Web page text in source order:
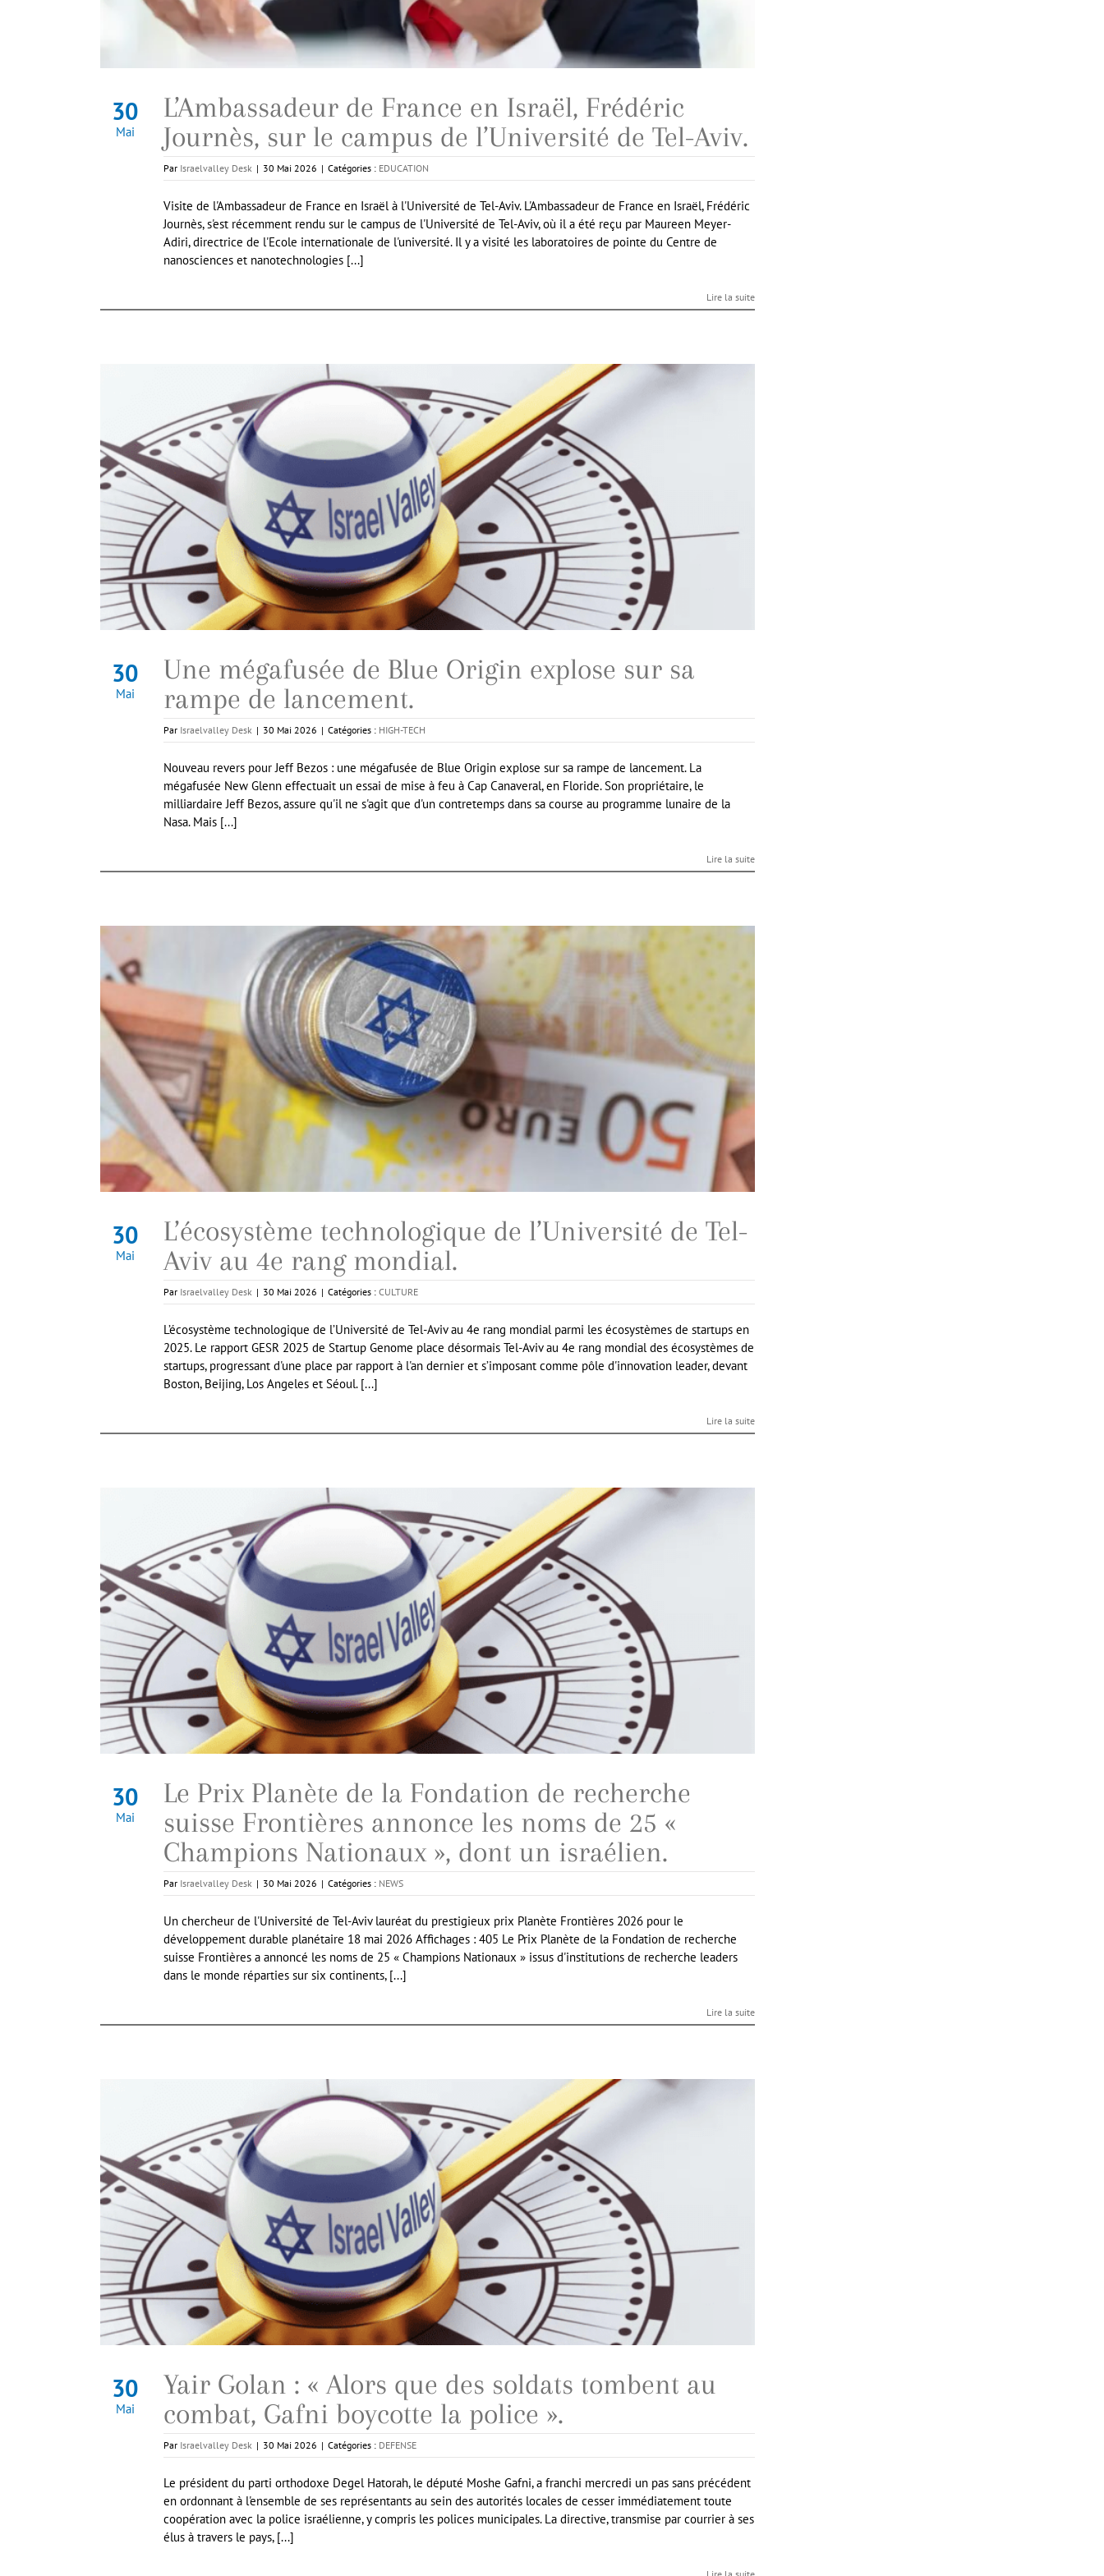
30
Mai
L’Ambassadeur de France en Israël, Frédéric
Journès, sur le campus de l’Université de Tel-Aviv.
Par Israelvalley Desk | 30 Mai 2026 | Catégories : EDUCATION
Visite de l'Ambassadeur de France en Israël à l'Université de Tel-Aviv. L'Ambassadeur de France en Israël, Frédéric
Journès, s'est récemment rendu sur le campus de l'Université de Tel-Aviv, où il a été reçu par Maureen Meyer-
Adiri, directrice de l'Ecole internationale de l'université. Il y a visité les laboratoires de pointe du Centre de
nanosciences et nanotechnologies [...]
Lire la suite
30
Mai
Une mégafusée de Blue Origin explose sur sa
rampe de lancement.
Par Israelvalley Desk | 30 Mai 2026 | Catégories : HIGH-TECH
Nouveau revers pour Jeff Bezos : une mégafusée de Blue Origin explose sur sa rampe de lancement. La
mégafusée New Glenn effectuait un essai de mise à feu à Cap Canaveral, en Floride. Son propriétaire, le
milliardaire Jeff Bezos, assure qu'il ne s'agit que d'un contretemps dans sa course au programme lunaire de la
Nasa. Mais [...]
Lire la suite
30
Mai
L’écosystème technologique de l’Université de Tel-
Aviv au 4e rang mondial.
Par Israelvalley Desk | 30 Mai 2026 | Catégories : CULTURE
L’écosystème technologique de l’Université de Tel-Aviv au 4e rang mondial parmi les écosystèmes de startups en
2025. Le rapport GESR 2025 de Startup Genome place désormais Tel-Aviv au 4e rang mondial des écosystèmes de
startups, progressant d'une place par rapport à l'an dernier et s’imposant comme pôle d'innovation leader, devant
Boston, Beijing, Los Angeles et Séoul. [...]
Lire la suite
30
Mai
Le Prix Planète de la Fondation de recherche
suisse Frontières annonce les noms de 25 «
Champions Nationaux », dont un israélien.
Par Israelvalley Desk | 30 Mai 2026 | Catégories : NEWS
Un chercheur de l'Université de Tel-Aviv lauréat du prestigieux prix Planète Frontières 2026 pour le
développement durable planétaire 18 mai 2026 Affichages : 405 Le Prix Planète de la Fondation de recherche
suisse Frontières a annoncé les noms de 25 « Champions Nationaux » issus d'institutions de recherche leaders
dans le monde réparties sur six continents, [...]
Lire la suite
30
Mai
Yair Golan : « Alors que des soldats tombent au
combat, Gafni boycotte la police ».
Par Israelvalley Desk | 30 Mai 2026 | Catégories : DEFENSE
Le président du parti orthodoxe Degel Hatorah, le député Moshe Gafni, a franchi mercredi un pas sans précédent
en ordonnant à l'ensemble de ses représentants au sein des autorités locales de cesser immédiatement toute
coopération avec la police israélienne, y compris les polices municipales. La directive, transmise par courrier à ses
élus à travers le pays, [...]